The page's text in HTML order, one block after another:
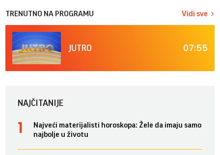
TRENUTNO NA PROGRAMU Vidi sve
JUTRO 07:55
NAJČITANIJE
Najveći materijalisti horoskopa: Žele da imaju samo
najbolje u životu